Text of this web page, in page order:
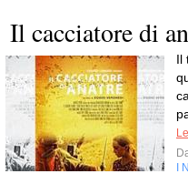
Il cacciatore di
Il
I